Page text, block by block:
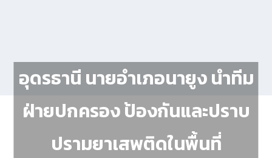
อุดรธานี นายอำเภอนายูง นำทีม
ฝ่ายปกครอง ป้องกันและปราบ
ปรามยาเสพติดในพื้นที่